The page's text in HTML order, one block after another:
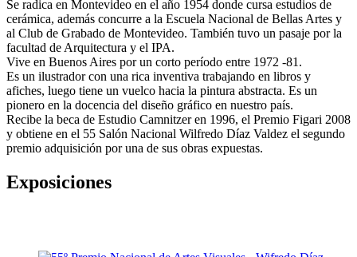
Se radica en Montevideo en el año 1954 donde cursa estudios de
cerámica, además concurre a la Escuela Nacional de Bellas Artes y
al Club de Grabado de Montevideo. También tuvo un pasaje por la
facultad de Arquitectura y el IPA.
Vive en Buenos Aires por un corto período entre 1972 -81.
Es un ilustrador con una rica inventiva trabajando en libros y
afiches, luego tiene un vuelco hacia la pintura abstracta. Es un
pionero en la docencia del diseño gráfico en nuestro país.
Recibe la beca de Estudio Camnitzer en 1996, el Premio Figari 2008
y obtiene en el 55 Salón Nacional Wilfredo Díaz Valdez el segundo
premio adquisición por una de sus obras expuestas.
Exposiciones